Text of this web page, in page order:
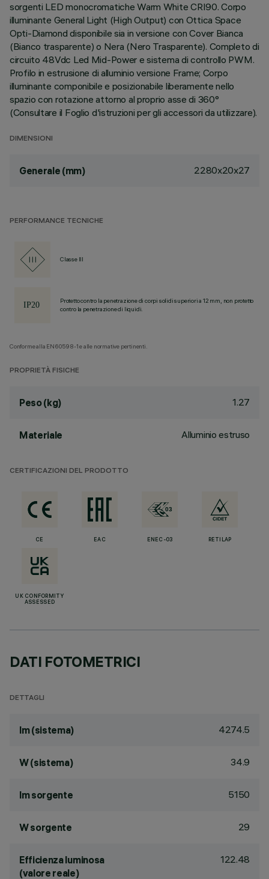
sorgenti LED monocromatiche Warm White CRI90. Corpo
illuminante General Light (High Output) con Ottica Space
Opti-Diamond disponibile sia in versione con Cover Bianca
(Bianco trasparente) o Nera (Nero Trasparente). Completo di
circuito 48Vdc Led Mid-Power e sistema di controllo PWM.
Profilo in estrusione di alluminio versione Frame; Corpo
illuminante componibile e posizionabile liberamente nello
spazio con rotazione attorno al proprio asse di 360°
(Consultare il Foglio d'istruzioni per gli accessori da utilizzare).
DIMENSIONI
Generale (mm) 2280x20x27
PERFORMANCE TECNICHE
Classe III
Protetto contro la penetrazione di corpi solidi superiori a 12 mm, non protetto
contro la penetrazione di liquidi.
Conforme alla EN60598-1 e alle normative pertinenti.
PROPRIETÀ FISICHE
Peso (kg) 1.27
Materiale Alluminio estruso
CERTIFICAZIONI DEL PRODOTTO
CE EAC ENEC-03 RETILAP
UK CONFORMITY
ASSESSED
DATI FOTOMETRICI
DETTAGLI
lm (sistema) 4274.5
W (sistema) 34.9
lm sorgente 5150
W sorgente 29
Efficienza luminosa
(valore reale)
122.48